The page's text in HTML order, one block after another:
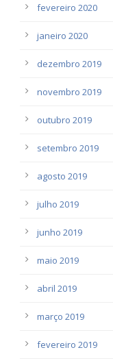
fevereiro 2020
janeiro 2020
dezembro 2019
novembro 2019
outubro 2019
setembro 2019
agosto 2019
julho 2019
junho 2019
maio 2019
abril 2019
março 2019
fevereiro 2019